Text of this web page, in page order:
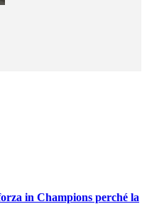
in Champions perché la